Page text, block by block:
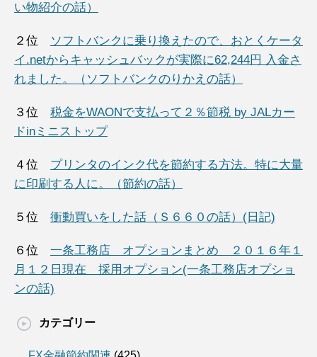
い物紹介の話）
２位
ソフトバンクに乗り換えたので、おとくケータ
イ.netからキャッシュバックが実際に62,244円 入金さ
れました。（ソフトバンクのりかえの話）
３位 税金をWAONで支払って２％節税 by JALカー
ドinミニストップ
４位 プリンタのインク代を節約する方法。特に大量
に印刷する人に。（節約の話）
５位 衝動買いをした話（Ｓ６６０の話）(日記)
６位 一条工務店 オプションまとめ ２０１６年１
月１２日現在 採用オプション(一条工務店オプショ
ンの話)
カテゴリー